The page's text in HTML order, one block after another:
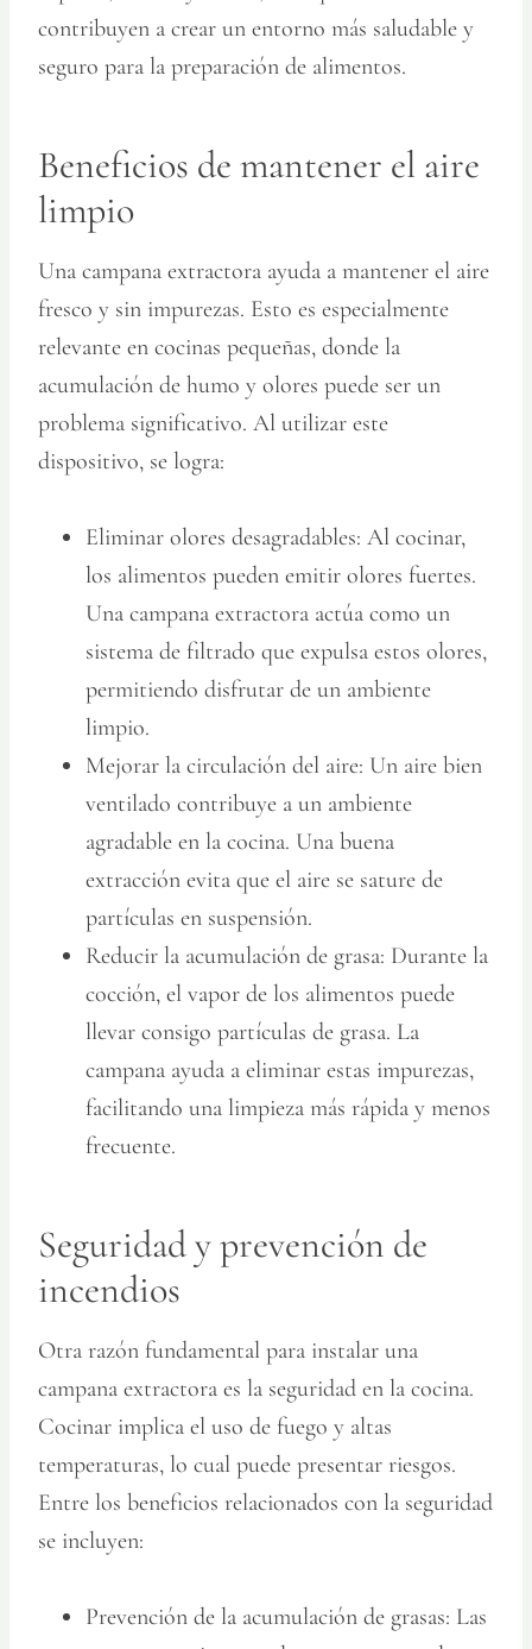
contribuyen a crear un entorno más saludable y
seguro para la preparación de alimentos.
Beneficios de mantener el aire
limpio
Una campana extractora ayuda a mantener el aire
fresco y sin impurezas. Esto es especialmente
relevante en cocinas pequeñas, donde la
acumulación de humo y olores puede ser un
problema significativo. Al utilizar este
dispositivo, se logra:
Eliminar olores desagradables: Al cocinar,
los alimentos pueden emitir olores fuertes.
Una campana extractora actúa como un
sistema de filtrado que expulsa estos olores,
permitiendo disfrutar de un ambiente
limpio.
Mejorar la circulación del aire: Un aire bien
ventilado contribuye a un ambiente
agradable en la cocina. Una buena
extracción evita que el aire se sature de
partículas en suspensión.
Reducir la acumulación de grasa: Durante la
cocción, el vapor de los alimentos puede
llevar consigo partículas de grasa. La
campana ayuda a eliminar estas impurezas,
facilitando una limpieza más rápida y menos
frecuente.
Seguridad y prevención de
incendios
Otra razón fundamental para instalar una
campana extractora es la seguridad en la cocina.
Cocinar implica el uso de fuego y altas
temperaturas, lo cual puede presentar riesgos.
Entre los beneficios relacionados con la seguridad
se incluyen:
Prevención de la acumulación de grasas: Las